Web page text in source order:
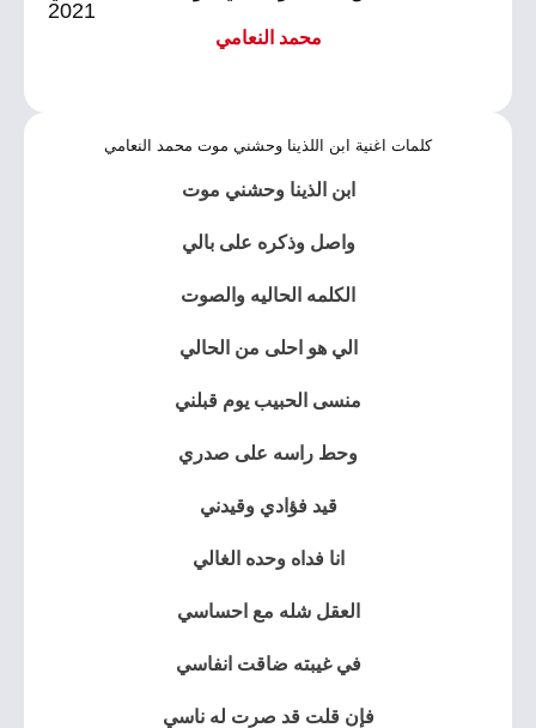
2021
محمد النعامي
كلمات اغنية ابن اللذينا وحشني موت محمد النعامي
ابن الذينا وحشني موت
واصل وذكره على بالي
الكلمه الحاليه والصوت
الي هو احلى من الحالي
منسى الحبيب يوم قبلني
وحط راسه على صدري
قيد فؤادي وقيدني
انا فداه وحده الغالي
العقل شله مع احساسي
في غيبته ضاقت انفاسي
فإن قلت قد صرت له ناسي